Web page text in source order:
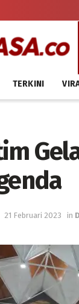
TERKINI
21 Februari 2023 in